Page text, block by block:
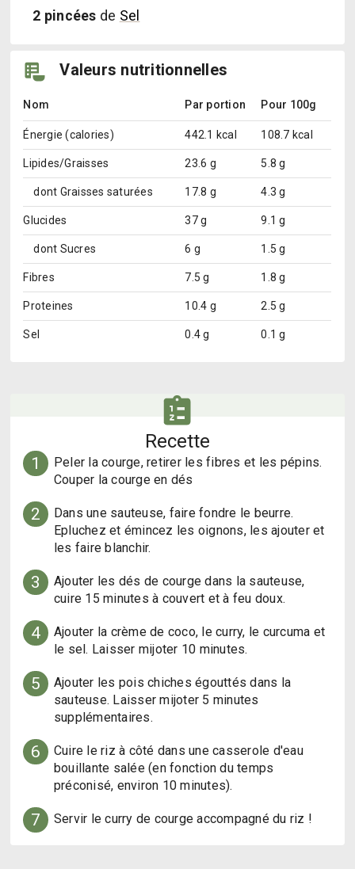
2 pincées de Sel
Valeurs nutritionnelles
Nom Par portion Pour 100g
Énergie (calories) 442.1 kcal 108.7 kcal
Lipides/Graisses 23.6 g 5.8 g
dont Graisses saturées 17.8 g 4.3 g
Glucides 37 g 9.1 g
dont Sucres 6 g 1.5 g
Fibres 7.5 g 1.8 g
Proteines 10.4 g 2.5 g
Sel 0.4 g 0.1 g
Recette
1
Peler la courge, retirer les fibres et les pépins.
Couper la courge en dés
2
Dans une sauteuse, faire fondre le beurre.
Epluchez et émincez les oignons, les ajouter et
les faire blanchir.
3
Ajouter les dés de courge dans la sauteuse,
cuire 15 minutes à couvert et à feu doux.
4
Ajouter la crème de coco, le curry, le curcuma et
le sel. Laisser mijoter 10 minutes.
5
Ajouter les pois chiches égouttés dans la
sauteuse. Laisser mijoter 5 minutes
supplémentaires.
6
Cuire le riz à côté dans une casserole d'eau
bouillante salée (en fonction du temps
préconisé, environ 10 minutes).
7 Servir le curry de courge accompagné du riz !